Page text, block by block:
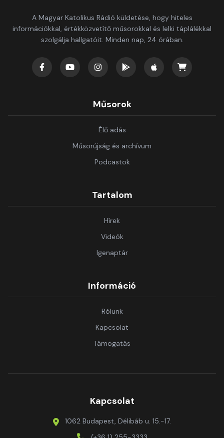
A Magyar Katolikus Rádió küldetése, hogy hiteles
információkkal, értékközvetítő műsorokkal és lelki táplálékkal
szolgálja hallgatóit. Minden nap, 24 órában.
Műsorok
Élő adás
Műsorújság és archívum
Podcastok
Tartalom
Hírek
Videók
Igenaptár
Információ
Rólunk
Kapcsolat
Támogatás
Kapcsolat
1062 Budapest, Délibáb u. 15.-17.